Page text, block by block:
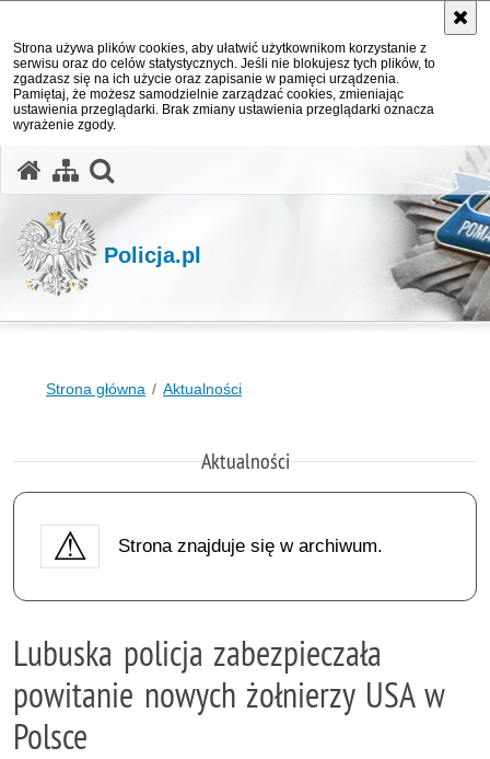
Strona używa plików cookies, aby ułatwić użytkownikom korzystanie z
serwisu oraz do celów statystycznych. Jeśli nie blokujesz tych plików, to
zgadzasz się na ich użycie oraz zapisanie w pamięci urządzenia.
Pamiętaj, że możesz samodzielnie zarządzać cookies, zmieniając
ustawienia przeglądarki. Brak zmiany ustawienia przeglądarki oznacza
wyrażenie zgody.
Policja.pl
Strona główna Aktualności
Aktualności
Strona znajduje się w archiwum.
Lubuska policja zabezpieczała
powitanie nowych żołnierzy USA w
Polsce